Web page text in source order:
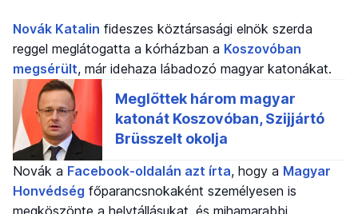
Novák Katalin fideszes köztársasági elnök szerda
reggel meglátogatta a kórházban a Koszovóban
megsérült, már idehaza lábadozó magyar katonákat.
Novák a Facebook-oldalán azt írta, hogy a Magyar
Honvédség főparancsnokaként személyesen is
megköszönte a helytállásukat, és mihamarabbi